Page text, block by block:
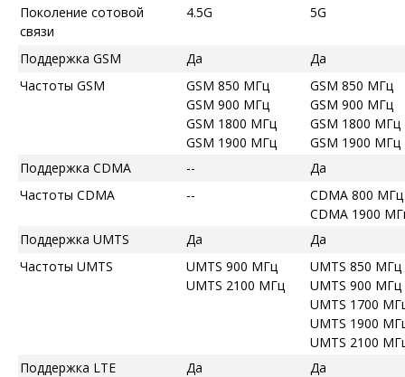
Поколение сотовой
связи
4.5G 5G
Поддержка GSM Да
Да
Частоты GSM
GSM 850 МГц
GSM 900 МГц
GSM 1800 МГц
GSM 1900 МГц
GSM 850 МГц
GSM 900 МГц
GSM 1800 МГц
GSM 1900 МГц
Поддержка CDMA
--
Да
Частоты CDMA
--
CDMA 800 МГц
CDMA 1900
Поддержка UMTS
Да
Да
Частоты UMTS
UMTS 900 МГц
UMTS 2100 МГц
UMTS 850 МГц
UMTS 900 МГц
UMTS 1700
UMTS 1900
UMTS 2100
Поддержка LTE
Да Да